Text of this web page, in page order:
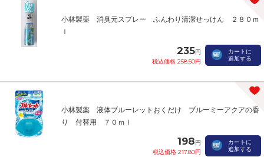
小林製薬 消臭元スプレー ふんわり清潔せっけん ２８０ｍ
ｌ
235円
税込価格 258.50円
カートに
追加する
小林製薬 液体ブルーレットおくだけ ブルーミーアクアの香
り 付替用 ７０ｍｌ
198円
税込価格 217.80円
カートに
追加する